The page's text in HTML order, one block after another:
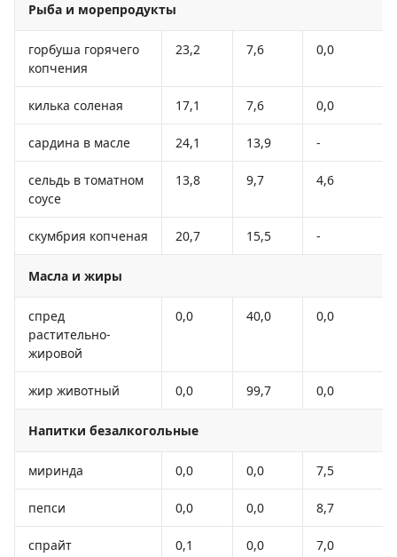
Рыба и морепродукты
горбуша горячего
копчения
23,2 7,6 0,0
килька соленая 17,1 7,6 0,0
сардина в масле 24,1 13,9 -
сельдь в томатном
соусе
13,8 9,7 4,6
скумбрия копченая 20,7 15,5 -
Масла и жиры
спред
растительно-
жировой
0,0 40,0 0,0
жир животный 0,0 99,7 0,0
Напитки безалкогольные
миринда 0,0 0,0 7,5
пепси 0,0 0,0 8,7
спрайт 0,1 0,0 7,0